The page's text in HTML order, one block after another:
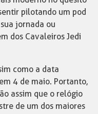
pilotando um pod
jornada ou
dos Cavaleiros Jedi
como a data
4 de maio. Portanto,
assim que o relógio
de um dos maiores